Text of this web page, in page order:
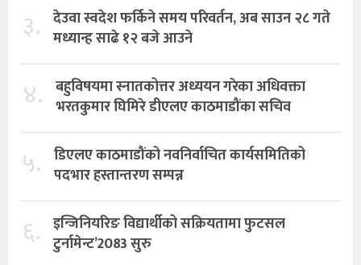
३. देउवा स्वदेश फर्किने समय परिवर्तन, अब साउन २८ गते
मध्यान्ह साढे १२ बजे आउने
४. बहुविषयमा स्नातकोत्तर अध्ययन गरेका अधिवक्ता
भरतकुमार घिमिरे डीएलए काठमाडौंका सचिव
५. डिएलए काठमाडौंको नवनिर्वाचित कार्यसमितिको
पदभार हस्तान्तरण सम्पन्न
६. इन्जिनियरिङ विद्यार्थीको सक्रियतामा फुटसल
टुर्नामेन्ट’2083 सुरु